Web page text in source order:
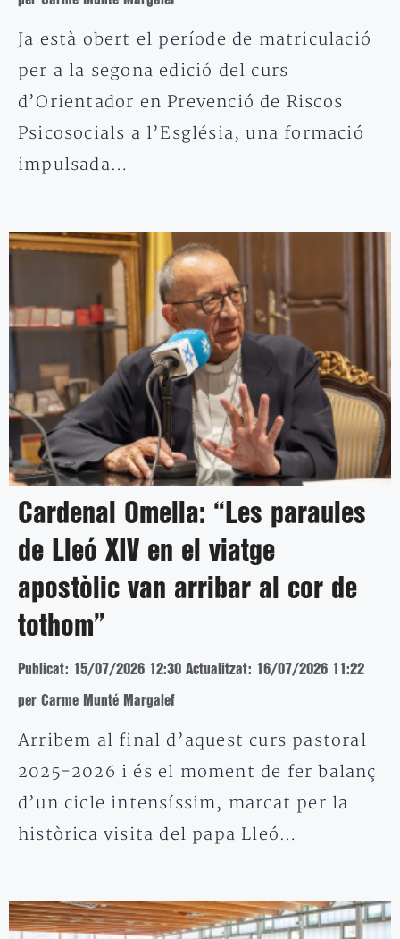
Ja està obert el període de matriculació
per a la segona edició del curs
d’Orientador en Prevenció de Riscos
Psicosocials a l’Església, una formació
impulsada…
Cardenal Omella: “Les paraules
de Lleó XIV en el viatge
apostòlic van arribar al cor de
tothom”
Publicat: 15/07/2026 12:30 Actualitzat: 16/07/2026 11:22
per Carme Munté Margalef
Arribem al final d’aquest curs pastoral
2025-2026 i és el moment de fer balanç
d’un cicle intensíssim, marcat per la
històrica visita del papa Lleó…